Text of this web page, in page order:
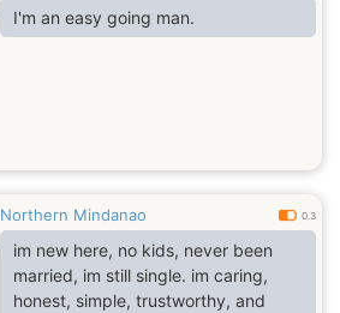
I'm an easy going man.
Northern Mindanao 0.3
im new here, no kids, never been
married, im still single. im caring,
honest, simple, trustworthy, and